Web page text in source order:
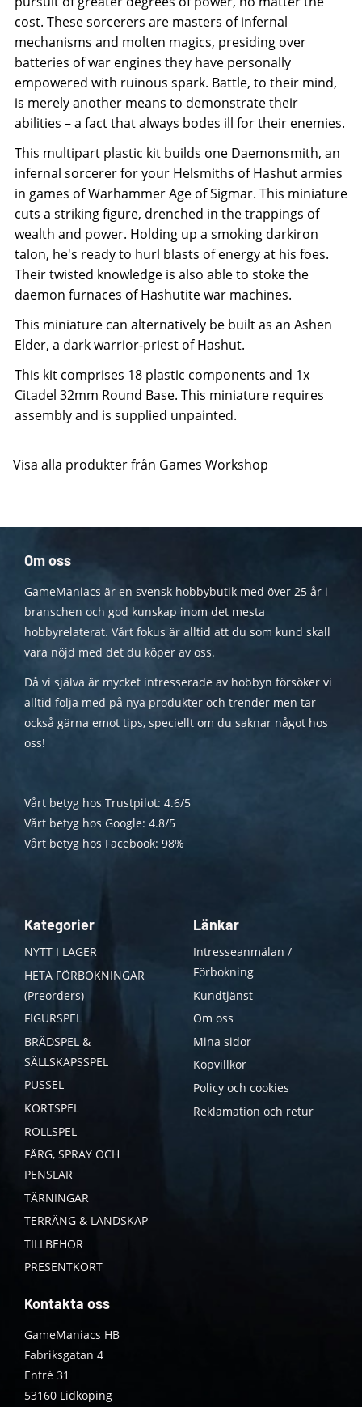
cost. These sorcerers are masters of infernal
mechanisms and molten magics, presiding over
batteries of war engines they have personally
empowered with ruinous spark. Battle, to their mind,
is merely another means to demonstrate their
abilities – a fact that always bodes ill for their enemies.
This multipart plastic kit builds one Daemonsmith, an
infernal sorcerer for your Helsmiths of Hashut armies
in games of Warhammer Age of Sigmar. This miniature
cuts a striking figure, drenched in the trappings of
wealth and power. Holding up a smoking darkiron
talon, he's ready to hurl blasts of energy at his foes.
Their twisted knowledge is also able to stoke the
daemon furnaces of Hashutite war machines.
This miniature can alternatively be built as an Ashen
Elder, a dark warrior-priest of Hashut.
This kit comprises 18 plastic components and 1x
Citadel 32mm Round Base. This miniature requires
assembly and is supplied unpainted.
Visa alla produkter från Games Workshop
Om oss
GameManiacs är en svensk hobbybutik med över 25 år i
branschen och god kunskap inom det mesta
hobbyrelaterat. Vårt fokus är alltid att du som kund skall
vara nöjd med det du köper av oss.
Då vi själva är mycket intresserade av hobbyn försöker vi
alltid följa med på nya produkter och trender men tar
också gärna emot tips, speciellt om du saknar något hos
oss!
Vårt betyg hos Trustpilot: 4.6/5
Vårt betyg hos Google: 4.8/5
Vårt betyg hos Facebook: 98%
Kategorier
NYTT I LAGER
HETA FÖRBOKNINGAR
(Preorders)
FIGURSPEL
BRÄDSPEL &
SÄLLSKAPSSPEL
PUSSEL
KORTSPEL
ROLLSPEL
FÄRG, SPRAY OCH
PENSLAR
TÄRNINGAR
TERRÄNG & LANDSKAP
TILLBEHÖR
PRESENTKORT
Länkar
Intresseanmälan /
Förbokning
Kundtjänst
Om oss
Mina sidor
Köpvillkor
Policy och cookies
Reklamation och retur
Kontakta oss
GameManiacs HB
Fabriksgatan 4
Entré 31
53160 Lidköping